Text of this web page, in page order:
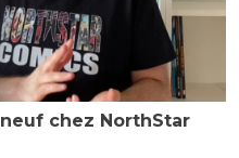
chez NorthStar